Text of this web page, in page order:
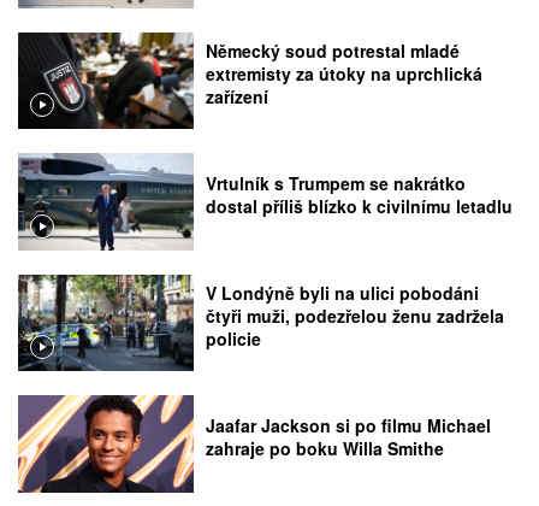
Německý soud potrestal mladé
extremisty za útoky na uprchlická
zařízení
Vrtulník s Trumpem se nakrátko
dostal příliš blízko k civilnímu letadlu
V Londýně byli na ulici pobodáni
čtyři muži, podezřelou ženu zadržela
policie
Jaafar Jackson si po filmu Michael
zahraje po boku Willa Smithe